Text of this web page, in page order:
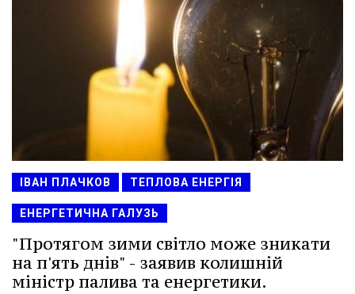
ІВАН ПЛАЧКОВ ТЕПЛОВА ЕНЕРГІЯ
ЕНЕРГЕТИЧНА ГАЛУЗЬ
"Протягом зими світло може зникати
на п'ять днів" - заявив колишній
міністр палива та енергетики.